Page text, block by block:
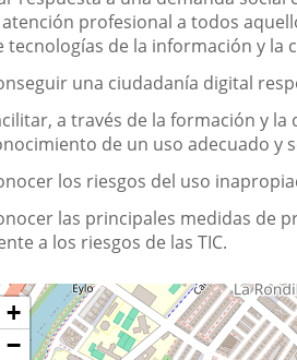
profesional a todos
tecnologías de la información y la
una ciudadanía digital
a través de la formación y la
de un uso adecuado y
los riesgos del uso
las principales medidas de
a los riesgos de las TIC.
+
−